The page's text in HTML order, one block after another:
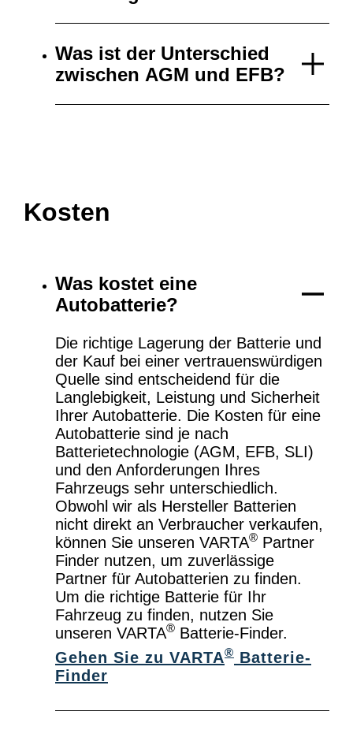
Was ist der Unterschied
zwischen AGM und EFB?
Kosten
Was kostet eine
Autobatterie?
Die richtige Lagerung der Batterie und
der Kauf bei einer vertrauenswürdigen
Quelle sind entscheidend für die
Langlebigkeit, Leistung und Sicherheit
Ihrer Autobatterie. Die Kosten für eine
Autobatterie sind je nach
Batterietechnologie (AGM, EFB, SLI)
und den Anforderungen Ihres
Fahrzeugs sehr unterschiedlich.
Obwohl wir als Hersteller Batterien
nicht direkt an Verbraucher verkaufen,
können Sie unseren VARTA® Partner
Finder nutzen, um zuverlässige
Partner für Autobatterien zu finden.
Um die richtige Batterie für Ihr
Fahrzeug zu finden, nutzen Sie
unseren VARTA® Batterie-Finder.
Gehen Sie zu VARTA® Batterie-
Finder